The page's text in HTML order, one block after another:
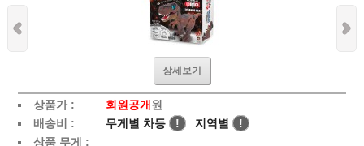
상세보기
상품가 : 회원공개 원
배송비 :
무게별 차등 ! 지역별
!
상품 무게 :